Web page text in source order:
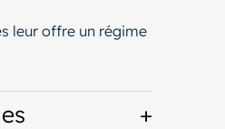
leur offre un régime